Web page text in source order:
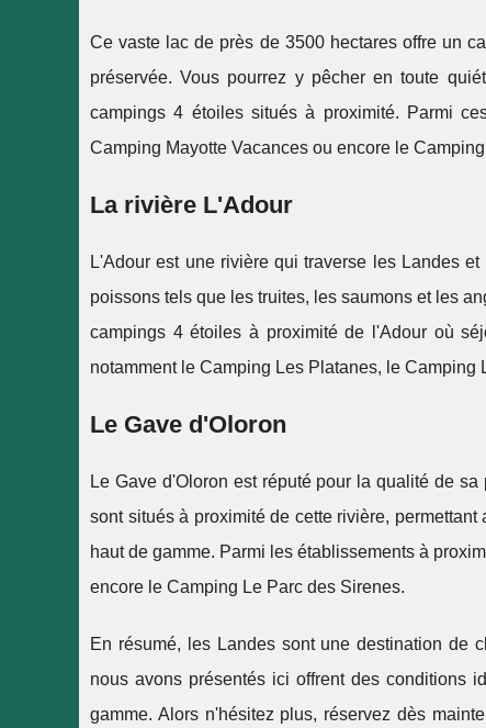
Ce vaste lac de près de 3500 hectares offre un
préservée. Vous pourrez y pêcher en toute
campings 4 étoiles situés à proximité. Parmi
Camping Mayotte Vacances ou encore le
La rivière L'Adour
L'Adour est une rivière qui traverse les Landes
poissons tels que les truites, les saumons et les
campings 4 étoiles à proximité de l'Adour où
notamment le Camping Les Platanes, le
Le Gave d'Oloron
Le Gave d'Oloron est réputé pour la qualité de
sont situés à proximité de cette rivière,
haut de gamme. Parmi les établissements à
encore le Camping Le Parc des Sirenes.
En résumé, les Landes sont une destination de
nous avons présentés ici offrent des conditions
gamme. Alors n'hésitez plus, réservez dès